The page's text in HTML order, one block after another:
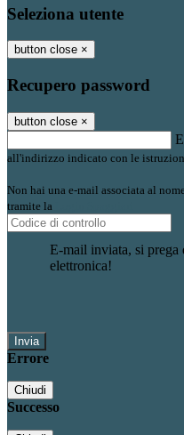
Seleziona utente
button close ×
Recupero password
button close ×
all'indirizzo indicato con le istruzioni
Non hai una e-mail associata al
tramite la
E-mail inviata, si prega
elettronica!
Errore
Chiudi
Successo